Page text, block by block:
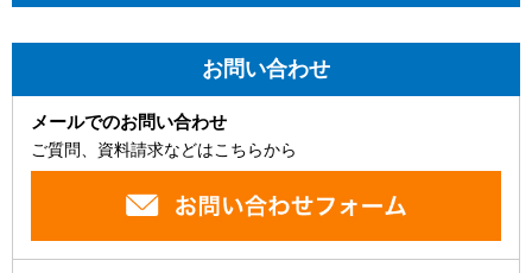
お問い合わせ
メールでのお問い合わせ
ご質問、資料請求などはこちらから